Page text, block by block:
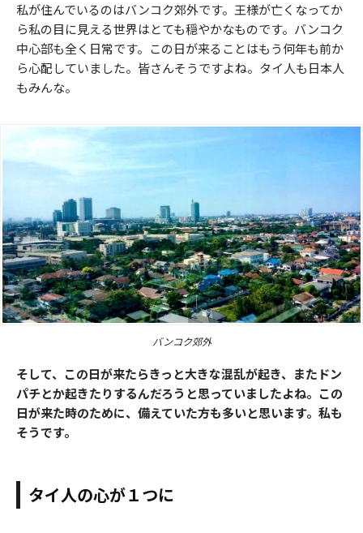
私が住んでいるのはバンコク郊外です。王様が亡くなってか
ら私の目に見える世界はとても穏やかなものです。バンコク
中心部も全く日常です。この日が来ることはもう何年も前か
ら心配していました。皆さんそうですよね。タイ人も日本人
もみんな。
バンコク郊外
そして、この日が来たらきっと大きな混乱が起き、またドン
パチとか起きたりするんだろうと思っていましたよね。この
日が来た時のために、備えていた方も多いと思います。私も
そうです。
タイ人の心が１つに